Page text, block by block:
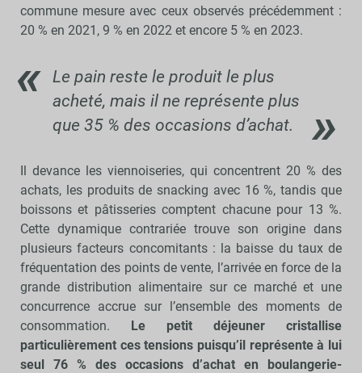
commune mesure avec ceux observés précédemment :
20 % en 2021, 9 % en 2022 et encore 5 % en 2023.
Le pain reste le produit le plus
acheté, mais il ne représente plus
que 35 % des occasions d’achat.
Il devance les viennoiseries, qui concentrent 20 % des
achats, les produits de snacking avec 16 %, tandis que
boissons et pâtisseries comptent chacune pour 13 %.
Cette dynamique contrariée trouve son origine dans
plusieurs facteurs concomitants : la baisse du taux de
fréquentation des points de vente, l’arrivée en force de la
grande distribution alimentaire sur ce marché et une
concurrence accrue sur l’ensemble des moments de
consommation. Le petit déjeuner cristallise
particulièrement ces tensions puisqu’il représente à lui
seul 76 % des occasions d’achat en boulangerie-